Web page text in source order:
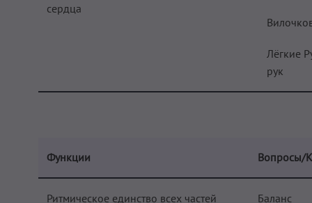
сердца
Лёгкие
рук
Функции Вопросы/
Ритмическое единство всех частей Баланс